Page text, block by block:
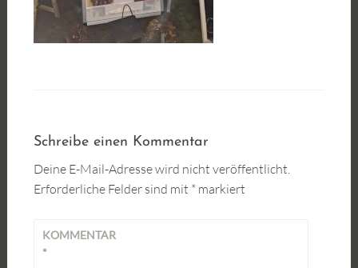
Schreibe einen Kommentar
Deine E-Mail-Adresse wird nicht veröffentlicht.
Erforderliche Felder sind mit *markiert
KOMMENTAR
*